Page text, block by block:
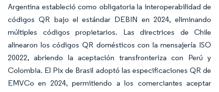
Argentina estableció como obligatoria la interoperabilidad de
códigos QR bajo el estándar DEBIN en 2024, eliminando
múltiples códigos propietarios. Las directrices de Chile
alinearon los códigos QR domésticos con la mensajería ISO
20022, abriendo la aceptación transfronteriza con Perú y
Colombia. El Pix de Brasil adoptó las especificaciones QR de
EMVCo en 2024, permitiendo a los comerciantes aceptar